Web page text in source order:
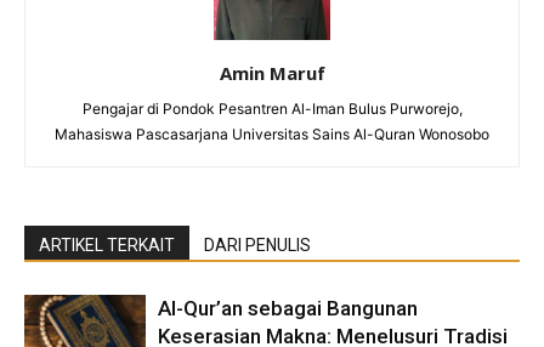
Amin Maruf
Pengajar di Pondok Pesantren Al-Iman Bulus Purworejo,
Mahasiswa Pascasarjana Universitas Sains Al-Quran Wonosobo
ARTIKEL TERKAIT DARI PENULIS
Al-Qur’an sebagai Bangunan
Keserasian Makna: Menelusuri Tradisi